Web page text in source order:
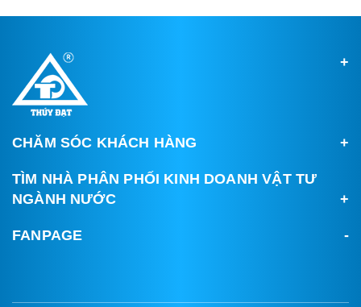
CHĂM SÓC KHÁCH HÀNG
TÌM NHÀ PHÂN PHỐI KINH DOANH VẬT TƯ
NGÀNH NƯỚC
FANPAGE